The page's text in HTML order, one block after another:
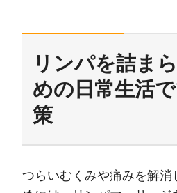
リンパを詰ま
めの日常生活
策
つらいむくみや痛みを解消